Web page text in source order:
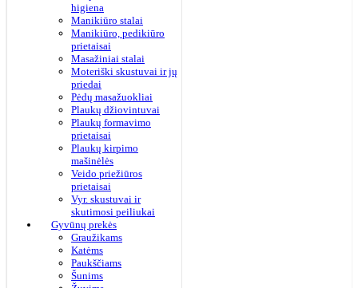
higiena
Manikiūro stalai
Manikiūro, pedikiūro
prietaisai
Masažiniai stalai
Moteriški skustuvai ir jų
priedai
Pėdų masažuokliai
Plaukų džiovintuvai
Plaukų formavimo
prietaisai
Plaukų kirpimo
mašinėlės
Veido priežiūros
prietaisai
Vyr. skustuvai ir
skutimosi peiliukai
Gyvūnų prekės
Graužikams
Katėms
Paukščiams
Šunims